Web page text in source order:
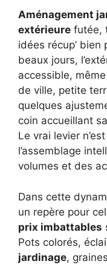
Aménagement
extérieure futée,
idées récup’
beaux jours,
accessible,
de ville, petite
quelques
coin accueillant
Le vrai levier
l’assemblage
volumes et des
Dans cette
un repère pour
prix imbattables
Pots colorés,
jardinage,